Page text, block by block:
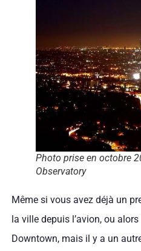
Photo prise en octobre
Observatory
Même si vous avez déjà un
la ville depuis l’avion, ou
Downtown, mais il y a un